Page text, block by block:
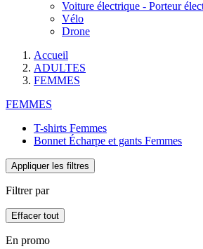
Voiture électrique - Porteur
Vélo
Drone
Accueil
ADULTES
FEMMES
FEMMES
T-shirts Femmes
Bonnet Écharpe et gants Femmes
Appliquer les filtres
Filtrer par
Effacer tout
En promo